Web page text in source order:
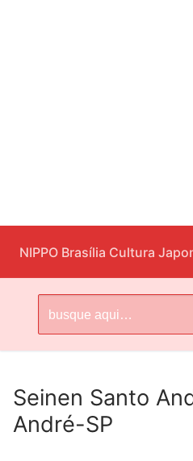
para
o
conteúdo
NIPPO Brasília Cultura
por:
Seinen Santo
André-SP